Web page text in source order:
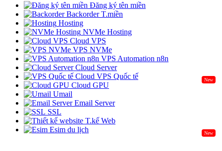
Đăng ký tên miền
Backorder T.miền
Hosting
NVMe Hosting
Cloud VPS
VPS NVMe
VPS Automation n8n
Cloud Server
Cloud VPS Quốc tế
New
Cloud GPU
Umail
Email Server
SSL
T.kế Web
Esim du lịch
New